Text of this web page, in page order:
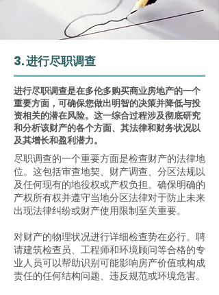
3. 进行尽职调查
进行尽职调查是在多伦多购买商业房地产的一个
重要方面，可确保您做出明智的决策并降低与投
资相关的潜在风险。这一综合过程涉及彻底研究
和分析该财产的各个方面、其法律和财务状况以
及其增长和盈利潜力。
尽职调查的一个重要方面是检查财产的法律地
位。这包括审查地契、财产调查、分区法规以
及任何现有的地役权或产权负担。确保明确的
产权所有权并遵守当地分区法律对于防止未来
出现法律纠纷或财产使用限制至关重要。
对财产的物理状况进行详细检查势在必行。聘
请建筑检查员、工程师和环境顾问等合格的专
业人员可以帮助识别可能影响房产价值或构成
责任的任何结构问题、违反规范或环境危害。